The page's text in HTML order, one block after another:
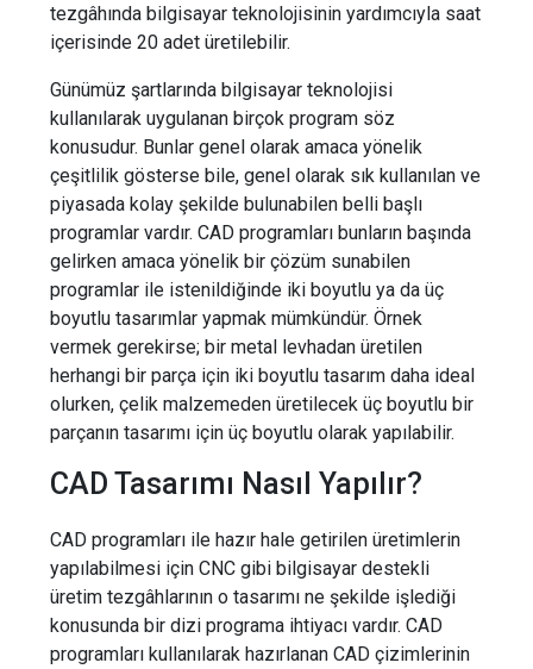
tezgâhında bilgisayar teknolojisinin yardımcıyla saat
içerisinde 20 adet üretilebilir.
Günümüz şartlarında bilgisayar teknolojisi
kullanılarak uygulanan birçok program söz
konusudur. Bunlar genel olarak amaca yönelik
çeşitlilik gösterse bile, genel olarak sık kullanılan ve
piyasada kolay şekilde bulunabilen belli başlı
programlar vardır. CAD programları bunların başında
gelirken amaca yönelik bir çözüm sunabilen
programlar ile istenildiğinde iki boyutlu ya da üç
boyutlu tasarımlar yapmak mümkündür. Örnek
vermek gerekirse; bir metal levhadan üretilen
herhangi bir parça için iki boyutlu tasarım daha ideal
olurken, çelik malzemeden üretilecek üç boyutlu bir
parçanın tasarımı için üç boyutlu olarak yapılabilir.
CAD Tasarımı Nasıl Yapılır?
CAD programları ile hazır hale getirilen üretimlerin
yapılabilmesi için CNC gibi bilgisayar destekli
üretim tezgâhlarının o tasarımı ne şekilde işlediği
konusunda bir dizi programa ihtiyacı vardır. CAD
programları kullanılarak hazırlanan CAD çizimlerinin